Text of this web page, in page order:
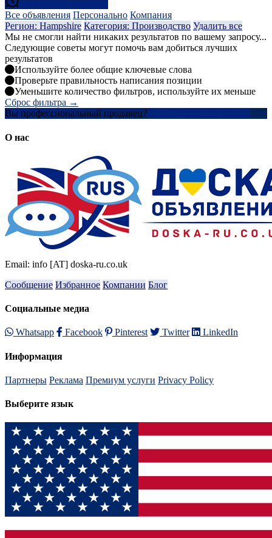
Все объявления Персонально Компания
Регион: Hampshire Категория: Производство Удалить все
Мы не смогли найти никаких результатов по вашему запросу...
Следующие советы могут помочь вам добиться лучших
результатов
Используйте более общие ключевые слова
Проверьте правильность написания позиции
Уменьшите количество фильтров, используйте их меньше
Сброс фильтра →
Вы профессиональный продавец?
О нас
Email: info [AT] doska-ru.co.uk
Сообщение Избранное Компании Блог
Социальные медиа
Whatsapp Facebook Pinterest Twitter LinkedIn
Информация
Партнеры Реклама Премиум услуги Privacy Policy
Выберите язык